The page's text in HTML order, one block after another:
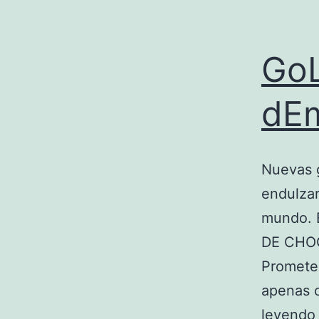
Nuevas
mundo.
DE
apenas
leyendo